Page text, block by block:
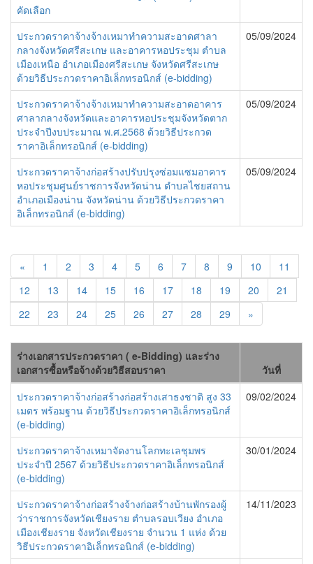
คัดเลือก
ประกวดราคาจ้างจ้างเหมาทำความสะอาดศาลา
กลางจังหวัดศรีสะเกษ และอาคารหอประชุม ตำบล
เมืองเหนือ อำเภอเมืองศรีสะเกษ จังหวัดศรีสะเกษ
ด้วยวิธีประกวดราคาอิเล็กทรอนิกส์ (e-bidding)
05/09/2024
ประกวดราคาจ้างจ้างเหมาทำความสะอาดอาคาร
ศาลากลางจังหวัดและอาคารหอประชุมจังหวัดตาก
ประจำปีงบประมาณ พ.ศ.2568 ด้วยวิธีประกวด
ราคาอิเล็กทรอนิกส์ (e-bidding)
05/09/2024
ประกวดราคาจ้างก่อสร้างปรับปรุงซ่อมแซมอาคาร
หอประชุมศูนย์ราชการจังหวัดน่าน ตำบลไชยสถาน
อำเภอเมืองน่าน จังหวัดน่าน ด้วยวิธีประกวดราคา
อิเล็กทรอนิกส์ (e-bidding)
05/09/2024
« 1 2 3 4 5 6 7 8 9 10
11
12
13 14 15 16 17 18 19 20
21
22
23 24 25 26 27 28 29 »
ร่างเอกสารประกวดราคา ( e-Bidding) และร่าง
เอกสารซื้อหรือจ้างด้วยวิธีสอบราคา
วันที่
ประกวดราคาจ้างก่อสร้างก่อสร้างเสาธงชาติ สูง 33
เมตร พร้อมฐาน ด้วยวิธีประกวดราคาอิเล็กทรอนิกส์
(e-bidding)
09/02/2024
ประกวดราคาจ้างเหมาจัดงานโลกทะเลชุมพร
ประจำปี 2567 ด้วยวิธีประกวดราคาอิเล็กทรอนิกส์
(e-bidding)
30/01/2024
ประกวดราคาจ้างก่อสร้างจ้างก่อสร้างบ้านพักรองผู้
ว่าราชการจังหวัดเชียงราย ตำบลรอบเวียง อำเภอ
เมืองเชียงราย จังหวัดเชียงราย จำนวน 1 แห่ง ด้วย
วิธีประกวดราคาอิเล็กทรอนิกส์ (e-bidding)
14/11/2023